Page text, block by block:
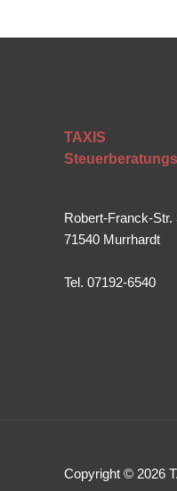
TAXIS
Robert-Franck-Str.
71540 Murrhardt
Tel. 07192-6540
Copyright © 2026